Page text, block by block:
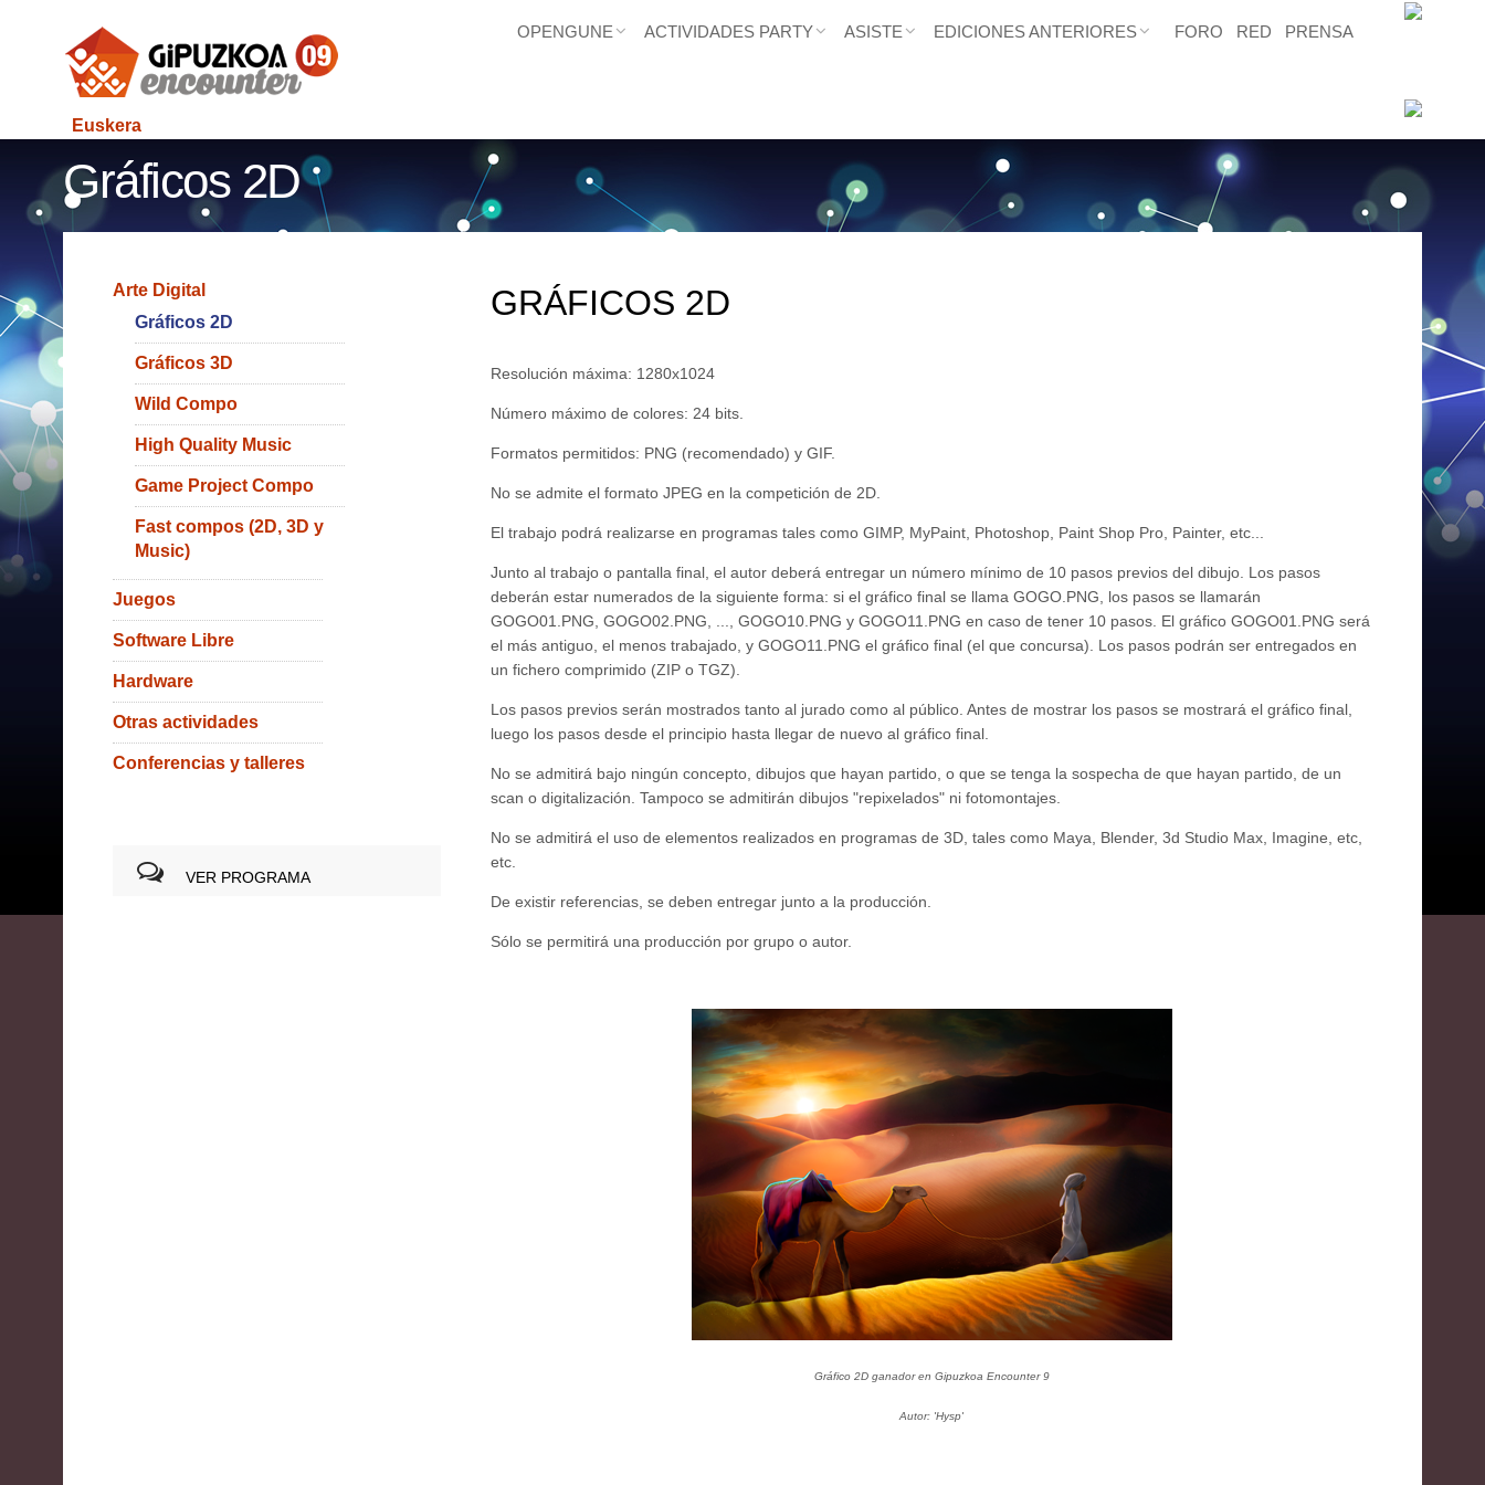
OPENGUNE ACTIVIDADES PARTY ASISTE EDICIONES ANTERIORES FORO RED PRENSA
Euskera
Gráficos 2D
GRÁFICOS 2D
Resolución máxima: 1280x1024
Número máximo de colores: 24 bits.
Formatos permitidos: PNG (recomendado) y GIF.
No se admite el formato JPEG en la competición de 2D.
El trabajo podrá realizarse en programas tales como GIMP, MyPaint, Photoshop, Paint Shop Pro, Painter, etc...
Junto al trabajo o pantalla final, el autor deberá entregar un número mínimo de 10 pasos previos del dibujo. Los pasos
deberán estar numerados de la siguiente forma: si el gráfico final se llama GOGO.PNG, los pasos se llamarán
GOGO01.PNG, GOGO02.PNG, ..., GOGO10.PNG y GOGO11.PNG en caso de tener 10 pasos. El gráfico GOGO01.PNG será
el más antiguo, el menos trabajado, y GOGO11.PNG el gráfico final (el que concursa). Los pasos podrán ser entregados en
un fichero comprimido (ZIP o TGZ).
Los pasos previos serán mostrados tanto al jurado como al público. Antes de mostrar los pasos se mostrará el gráfico final,
luego los pasos desde el principio hasta llegar de nuevo al gráfico final.
No se admitirá bajo ningún concepto, dibujos que hayan partido, o que se tenga la sospecha de que hayan partido, de un
scan o digitalización. Tampoco se admitirán dibujos "repixelados" ni fotomontajes.
No se admitirá el uso de elementos realizados en programas de 3D, tales como Maya, Blender, 3d Studio Max, Imagine, etc,
etc.
De existir referencias, se deben entregar junto a la producción.
Sólo se permitirá una producción por grupo o autor.
Gráfico 2D ganador en Gipuzkoa Encounter 9
Autor: 'Hysp'
Arte Digital
Gráficos 2D
Gráficos 3D
Wild Compo
High Quality Music
Game Project Compo
Fast compos (2D, 3D y
Music)
Juegos
Software Libre
Hardware
Otras actividades
Conferencias y talleres
VER PROGRAMA